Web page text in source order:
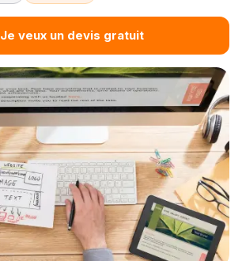
Je veux un devis gratuit